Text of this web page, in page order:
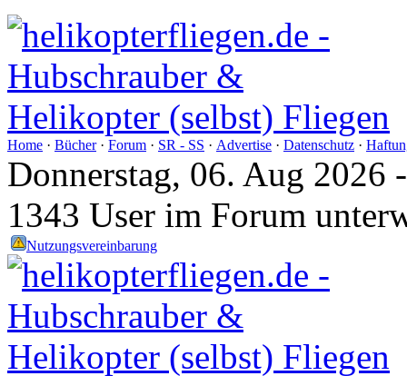
Home · Bücher· Forum · SR - SS · Advertise · Datenschutz ·
Donnerstag, 06. Aug 2026
1343 User im Forum
Nutzungsvereinbarung